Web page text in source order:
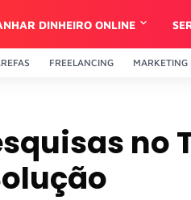
DINHEIRO ONLINE
FREELANCING MARKETING
no